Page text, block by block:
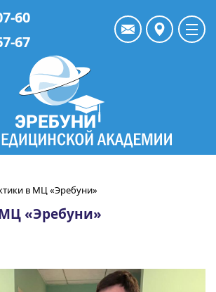
60
67
в МЦ «Эребуни»
«Эребуни»